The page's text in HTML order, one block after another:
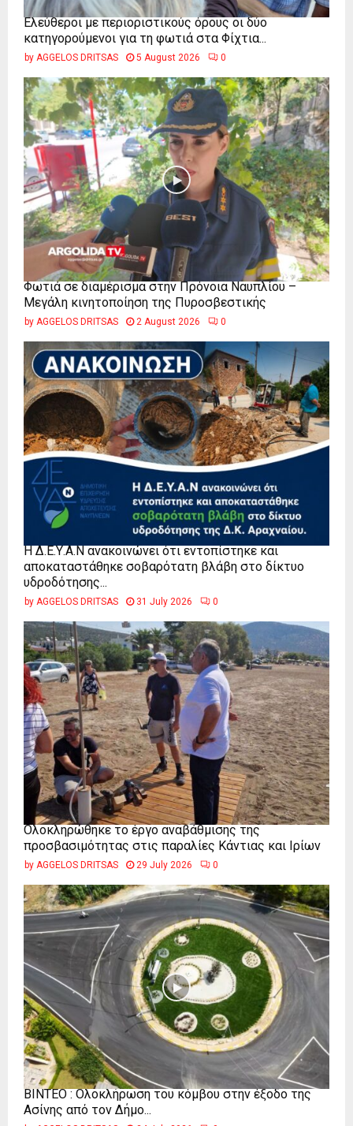
Ελεύθεροι με περιοριστικούς όρους οι δύο
κατηγορούμενοι για τη φωτιά στα Φίχτια...
by AGGELOS DRITSAS 5 August 2026 0
Φωτιά σε διαμέρισμα στην Πρόνοια Ναυπλίου –
Μεγάλη κινητοποίηση της Πυροσβεστικής
by AGGELOS DRITSAS 2 August 2026 0
Η Δ.Ε.Υ.Α.Ν ανακοινώνει ότι εντοπίστηκε και
αποκαταστάθηκε σοβαρότατη βλάβη στο δίκτυο
υδροδότησης...
by AGGELOS DRITSAS 31 July 2026 0
Ολοκληρώθηκε το έργο αναβάθμισης της
προσβασιμότητας στις παραλίες Κάντιας και Ιρίων
by AGGELOS DRITSAS 29 July 2026 0
ΒΙΝΤΕΟ : Ολοκλήρωση του κόμβου στην έξοδο της
Ασίνης από τον Δήμο...